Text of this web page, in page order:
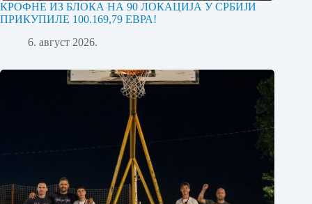
КРОФНЕ ИЗ БЛОКА НА 90 ЛОКАЦИЈА У СРБИЈИ
ПРИКУПИЛЕ 100.169,79 ЕВРА!
6. август 2026.